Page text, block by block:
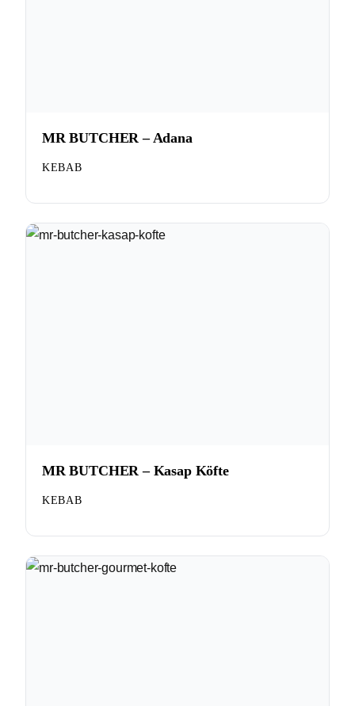
MR BUTCHER – Adana
KEBAB
MR BUTCHER – Kasap Köfte
KEBAB